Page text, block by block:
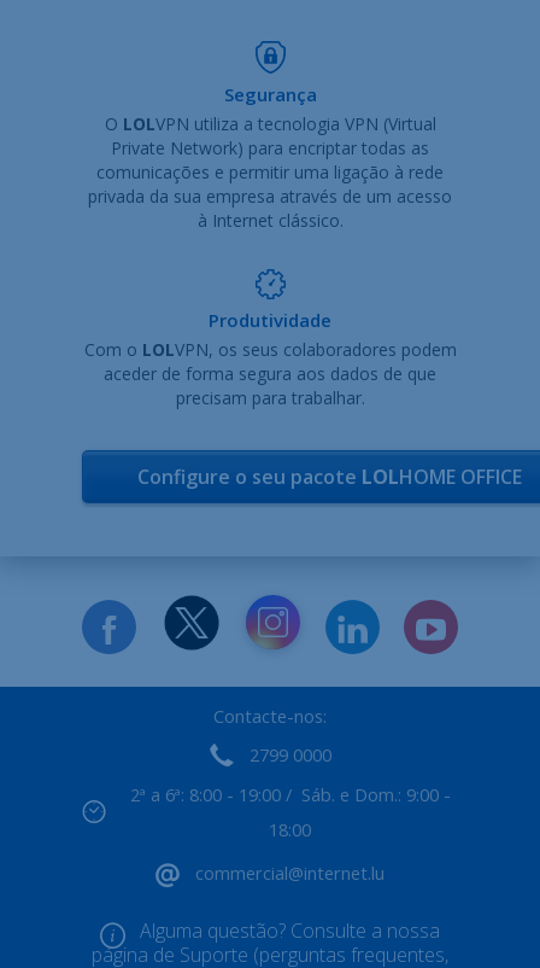
Segurança
O LOLVPN utiliza a tecnologia VPN (Virtual
Private Network) para encriptar todas as
comunicações e permitir uma ligação à rede
privada da sua empresa através de um acesso
à Internet clássico.
Produtividade
Com o LOLVPN, os seus colaboradores podem
aceder de forma segura aos dados de que
precisam para trabalhar.
Configure o seu pacote LOLHOME OFFICE
Contacte-nos:
2799 0000
2ª a 6ª: 8:00 - 19:00 / Sáb. e Dom.: 9:00 -
18:00
commercial@internet.lu
Alguma questão? Consulte a nossa
página de Suporte (perguntas frequentes,